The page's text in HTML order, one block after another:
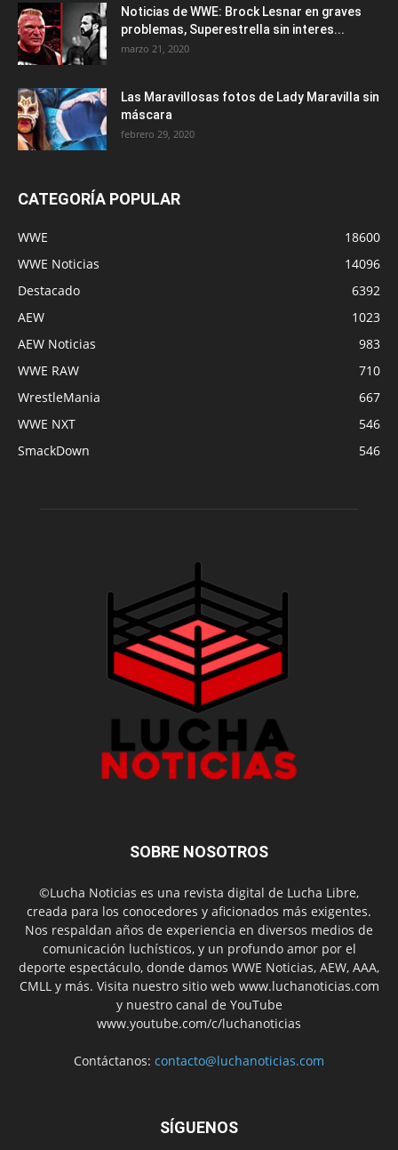
Noticias de WWE: Brock Lesnar en graves
problemas, Superestrella sin interes...
marzo 21, 2020
Las Maravillosas fotos de Lady Maravilla sin
máscara
febrero 29, 2020
CATEGORÍA POPULAR
WWE
18600
WWE Noticias
14096
Destacado
6392
AEW
1023
AEW Noticias
983
WWE RAW
710
WrestleMania
667
WWE NXT
546
SmackDown
546
SOBRE NOSOTROS
©Lucha Noticias es una revista digital de Lucha Libre,
creada para los conocedores y aficionados más exigentes.
Nos respaldan años de experiencia en diversos medios de
comunicación luchísticos, y un profundo amor por el
deporte espectáculo, donde damos WWE Noticias, AEW, AAA,
CMLL y más. Visita nuestro sitio web www.luchanoticias.com
y nuestro canal de YouTube
www.youtube.com/c/luchanoticias
Contáctanos: contacto@luchanoticias.com
SÍGUENOS